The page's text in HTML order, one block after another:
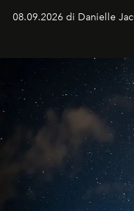
08.09.2026 di Danielle